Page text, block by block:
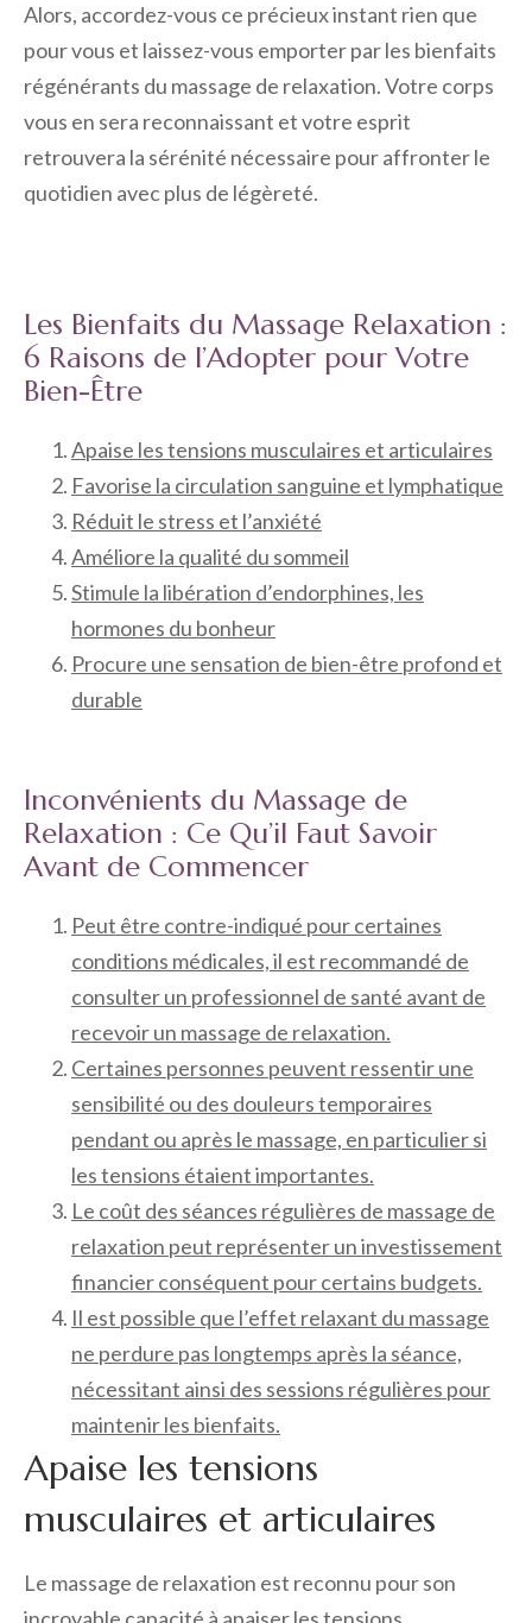
Alors, accordez-vous ce précieux instant rien que
pour vous et laissez-vous emporter par les bienfaits
régénérants du massage de relaxation. Votre corps
vous en sera reconnaissant et votre esprit
retrouvera la sérénité nécessaire pour affronter le
quotidien avec plus de légèreté.
Les Bienfaits du Massage Relaxation :
6 Raisons de l’Adopter pour Votre
Bien-Être
Apaise les tensions musculaires et articulaires
Favorise la circulation sanguine et lymphatique
Réduit le stress et l’anxiété
Améliore la qualité du sommeil
Stimule la libération d’endorphines, les
hormones du bonheur
Procure une sensation de bien-être profond et
durable
Inconvénients du Massage de
Relaxation : Ce Qu’il Faut Savoir
Avant de Commencer
Peut être contre-indiqué pour certaines
conditions médicales, il est recommandé de
consulter un professionnel de santé avant de
recevoir un massage de relaxation.
Certaines personnes peuvent ressentir une
sensibilité ou des douleurs temporaires
pendant ou après le massage, en particulier si
les tensions étaient importantes.
Le coût des séances régulières de massage de
relaxation peut représenter un investissement
financier conséquent pour certains budgets.
Il est possible que l’effet relaxant du massage
ne perdure pas longtemps après la séance,
nécessitant ainsi des sessions régulières pour
maintenir les bienfaits.
Apaise les tensions
musculaires et articulaires
Le massage de relaxation est reconnu pour son